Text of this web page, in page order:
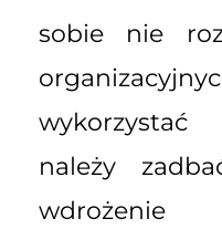
sobie nie
należy
wdrożenie